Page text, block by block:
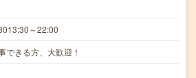
～22:00
できる方、大歓迎！